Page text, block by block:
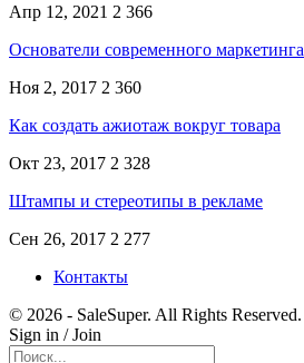
Апр 12, 2021 2 366
Основатели современного маркетинга
Ноя 2, 2017 2 360
Как создать ажиотаж вокруг товара
Окт 23, 2017 2 328
Штампы и стереотипы в рекламе
Сен 26, 2017 2 277
Контакты
© 2026 - SaleSuper. All Rights Reserved.
Sign in / Join